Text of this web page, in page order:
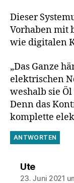
Dieser
Vorhaben mit
wie digitalen
„Das Ganze
elektrischen
weshalb sie
Denn das
komplette
ANTWORTEN
Utesagt:
23. Juni 2021